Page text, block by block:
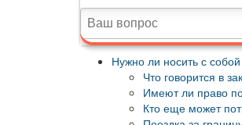
Нужно ли носить с
Что говорится в
Имеют ли право
Кто еще может